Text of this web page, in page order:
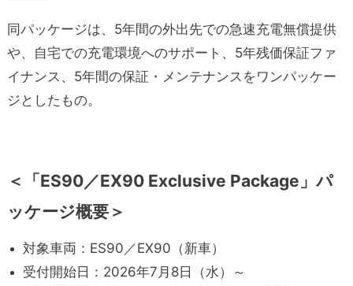
同パッケージは、5年間の外出先での急速充電無償提供
や、自宅での充電環境へのサポート、5年残価保証ファ
イナンス、5年間の保証・メンテナンスをワンパッケー
ジとしたもの。
＜
「ES90／EX90 Exclusive Package」パ
ッケージ概要＞
対象車両：ES90／EX90（新車）
受付開始日：2026年7月8日（水）～